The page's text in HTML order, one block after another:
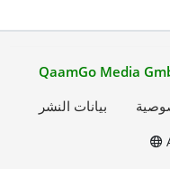
QaamGo Media
بيانات النشر